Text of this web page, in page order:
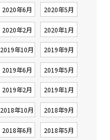
2020年6月 2020年5月
2020年2月 2020年1月
2019年10月 2019年9月
2019年6月 2019年5月
2019年2月 2019年1月
2018年10月 2018年9月
2018年6月 2018年5月